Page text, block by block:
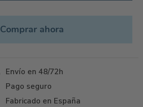
Comprar ahora
Envío en 48/72h
Pago seguro
Fabricado en España